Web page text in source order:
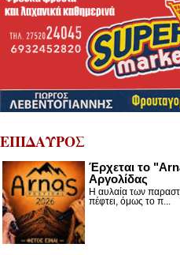
ΕΠΙΔΑΥΡΟΣ
Έρχεται το
Αργολίδας
Η αυλαία των
πέφτει, όμως το π...